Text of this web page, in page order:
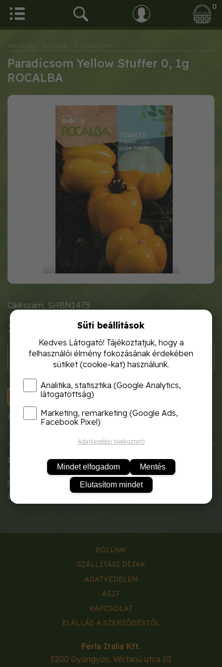
0
Vetőmag / Rocalba / Paradicsom
Paradicsom Yellow Stuffer 0, 1g
ROCALBA
Cikkszám: SHBN1475
1 120 Ft
KOSÁRBA
A termék átmenetileg nem rendelhető!
Nagyon termékeny növény, amely szép és nagy
gyümölcsöket hoz. Kiváló salátákban vagy töltött
paradicsomként.
(A tasak 0,1g vetőmagot tartalmaz.)
RÓLUNK
SZÁLLÍTÁSI DÍJAK
ADATVÉDELEM
ÁSZF
KAPCSOLAT
ELÁLLÁS A SZERZŐDÉSTŐL
Perla Italia Kft.
3200 Gyöngyös, Vértanú utca 10.
Süti beállítások
Kedves Látogató! Tájékoztatjuk, hogy a
felhasználói élmény fokozásának érdekében
sütiket (cookie-kat) használunk.
Analitika, statisztika (Google Analytics,
látogatottság)
Marketing, remarketing (Google Ads,
Facebook Pixel)
Adatkezelési tájékoztató
Mindet elfogadom Mentés
Elutasítom mindet